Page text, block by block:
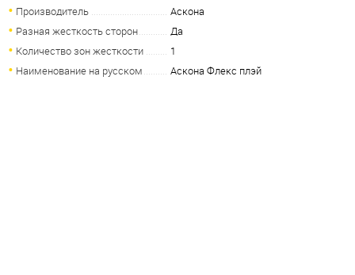
Производитель
Аскона
Разная жесткость сторон
Да
Количество зон жесткости
1
Наименование на русском
Аскона Флекс плэй